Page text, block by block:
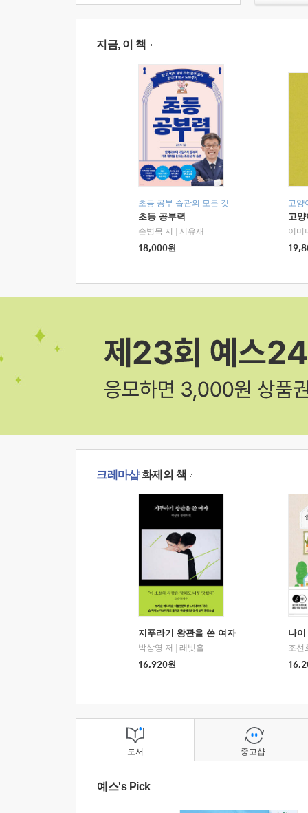
지금, 이 책
초등 공부 습관의 모든 것
초등 공부력
손병목 저
서유재
18,000원
고양
고
이미
크레마샵화제의 책
지푸라기 왕관을 쓴 여자
박상영 저
래빗홀
16,920원
나
조선
도서
예스's Pick
중고샵